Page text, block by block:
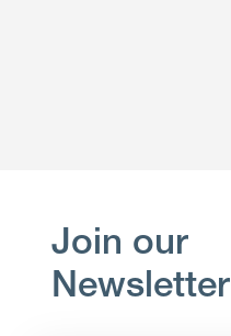
Join our
Newsletter